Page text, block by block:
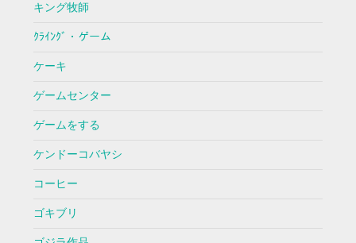
キング牧師
ｸﾗｲﾝｸﾞ・ゲーム
ケーキ
ゲームセンター
ゲームをする
ケンドーコバヤシ
コーヒー
ゴキブリ